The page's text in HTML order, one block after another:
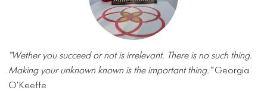
"Wether you succeed or not is irrelevant. There is no such thing.
Making your unknown known is the important thing."Georgia
O'Keeffe